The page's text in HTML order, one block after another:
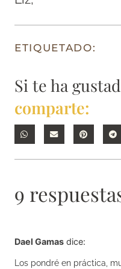
ETIQUETADO:
Si te ha
comparte:
9
Dael Gamas dice:
Los pondré en práctica,